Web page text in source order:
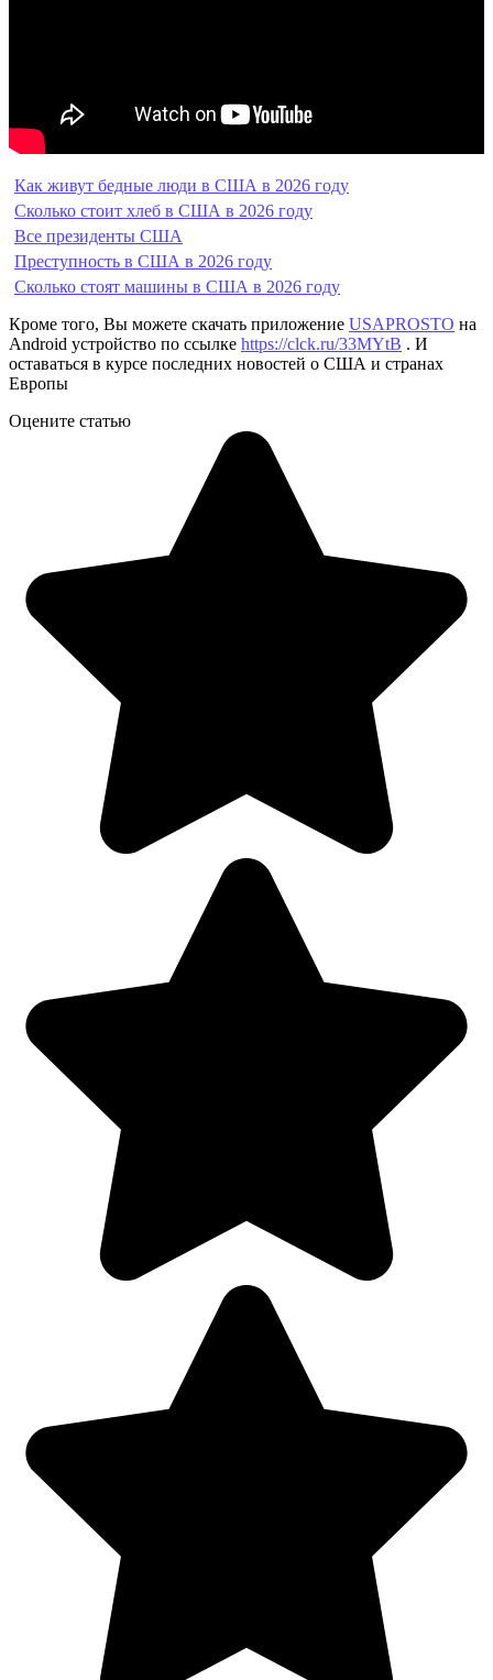
Как живут бедные люди в США в 2026 году
Сколько стоит хлеб в США в 2026 году
Все президенты США
Преступность в США в 2026 году
Сколько стоят машины в США в 2026 году
Кроме того, Вы можете скачать приложение USAPROSTO на
Android устройство по ссылке https://clck.ru/33MYtB . И
оставаться в курсе последних новостей о США и странах
Европы
Оцените статью